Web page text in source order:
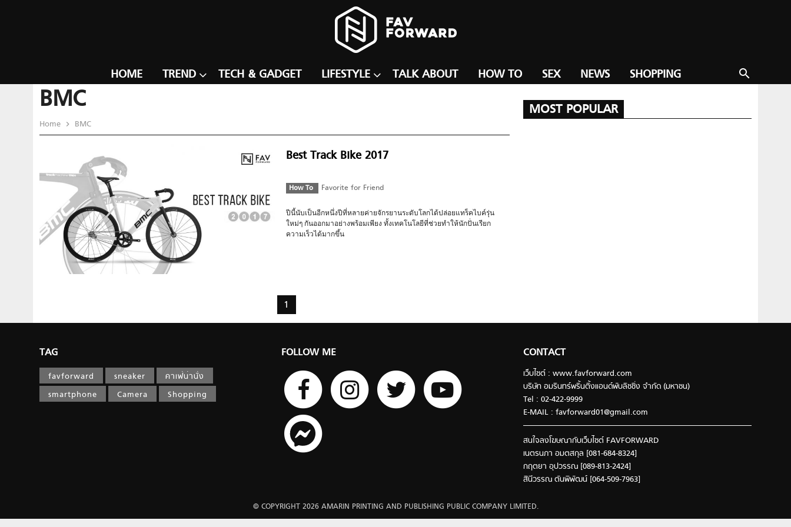
search
HOME TREND TECH & GADGET LIFESTYLE TALK ABOUT HOW TO SEX NEWS SHOPPING
BMC
Home BMC
Best Track Bike 2017
How To Favorite for Friend
ปีนี้นับเป็นอีกหนึ่งปีที่หลายค่ายจักรยานระดับโลกได้ปล่อยแทร็คไบค์รุ่น
ใหม่ๆ กันออกมาอย่างพร้อมเพียง ทั้งเทคโนโลยีที่ช่วยทำให้นักปั่นเรียก
ความเร็วได้มากขึ้น
1
MOST POPULAR
TAG
favforward sneaker
คาเฟ่น่านั่ง
smartphone
Camera Shopping
FOLLOW ME CONTACT
เว็บไซต์ : www.favforward.com
บริษัท อมรินทร์พริ้นติ้งแอนด์พับลิชชิ่ง จำกัด (มหาชน)
Tel : 02-422-9999
E-MAIL : favforward01@gmail.com
สนใจลงโฆษณากับเว็บไซต์ FAVFORWARD
เนตรนภา อมตสกุล [081-684-8324]
กฤตยา อุปวรรณ [089-813-2424]
สินีวรรณ ตันพิพัฒน์ [064-509-7963]
© COPYRIGHT 2026 AMARIN PRINTING AND PUBLISHING PUBLIC COMPANY LIMITED.